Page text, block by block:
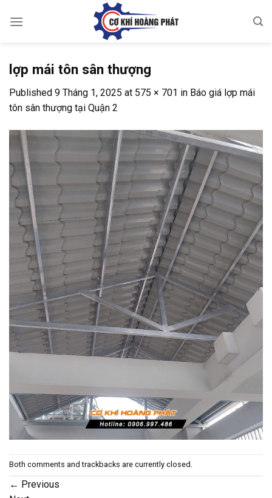
lợp mái tôn sân thượng
Published 9 Tháng 1, 2025 at 575 × 701 in Báo giá lợp mái
tôn sân thượng tại Quận 2
Both comments and trackbacks are currently closed.
← Previous